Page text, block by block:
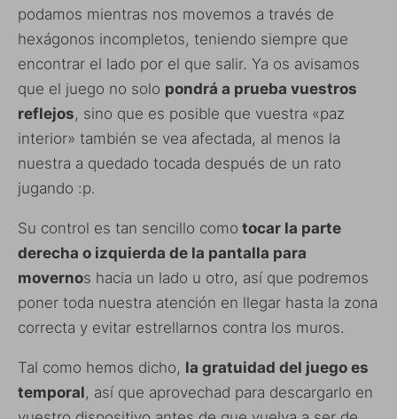
podamos mientras nos movemos a través de
hexágonos incompletos, teniendo siempre que
encontrar el lado por el que salir. Ya os avisamos
que el juego no solo pondrá a prueba vuestros
reflejos, sino que es posible que vuestra «paz
interior» también se vea afectada, al menos la
nuestra a quedado tocada después de un rato
jugando :p.
Su control es tan sencillo como tocar la parte
derecha o izquierda de la pantalla para
movernos hacia un lado u otro, así que podremos
poner toda nuestra atención en llegar hasta la zona
correcta y evitar estrellarnos contra los muros.
Tal como hemos dicho, la gratuidad del juego es
temporal, así que aprovechad para descargarlo en